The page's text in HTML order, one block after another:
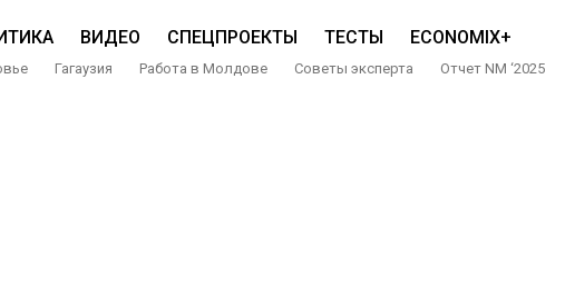
ВИДЕО СПЕЦПРОЕКТЫ ТЕСТЫ ECONOMIX+
Гагаузия Работа в Молдове Советы эксперта Отчет NM ‘2025